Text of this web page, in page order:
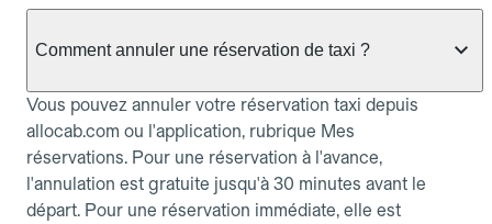
Comment annuler une réservation de taxi ?
Vous pouvez annuler votre réservation taxi depuis
allocab.com ou l'application, rubrique Mes
réservations. Pour une réservation à l'avance,
l'annulation est gratuite jusqu'à 30 minutes avant le
départ. Pour une réservation immédiate, elle est